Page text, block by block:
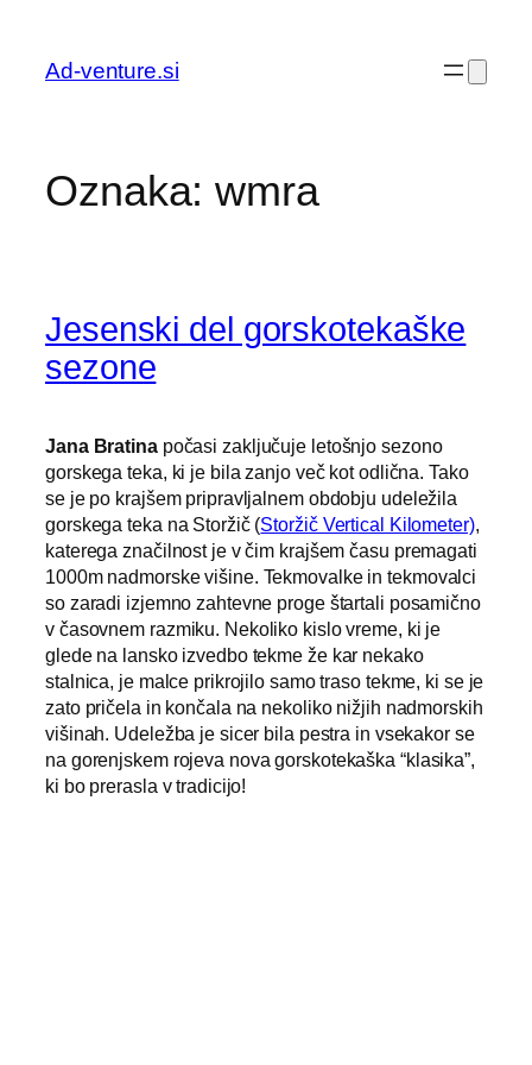
vsebino
Ad-venture.si
Oznaka:wmra
Jesenski del gorskotekaške
sezone
Jana Bratina počasi zaključuje letošnjo sezono
gorskega teka, ki je bila zanjo več kot odlična. Tako
se je po krajšem pripravljalnem obdobju udeležila
gorskega teka na Storžič (Storžič Vertical Kilometer),
katerega značilnost je v čim krajšem času premagati
1000m nadmorske višine. Tekmovalke in tekmovalci
so zaradi izjemno zahtevne proge štartali posamično
v časovnem razmiku. Nekoliko kislo vreme, ki je
glede na lansko izvedbo tekme že kar nekako
stalnica, je malce prikrojilo samo traso tekme, ki se je
zato pričela in končala na nekoliko nižjih nadmorskih
višinah. Udeležba je sicer bila pestra in vsekakor se
na gorenjskem rojeva nova gorskotekaška “klasika”,
ki bo prerasla v tradicijo!